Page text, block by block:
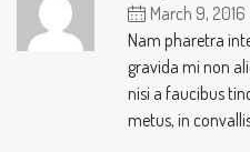
March 9, 2016
Nam pharetra
gravida mi non
nisi a faucibus
metus, in